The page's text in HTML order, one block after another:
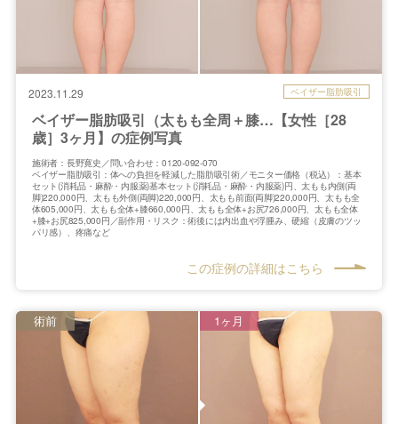
2023.11.29 ベイザー脂肪吸引
ベイザー脂肪吸引（太もも全周＋膝…【女性［28
歳］3ヶ月】の症例写真
施術者：長野寛史／問い合わせ：0120-092-070
ベイザー脂肪吸引：体への負担を軽減した脂肪吸引術／モニター価格（税込）：基本
セット(消耗品・麻酔・内服薬)基本セット(消耗品・麻酔・内服薬)円、太もも内側(両
脚)220,000円、太もも外側(両脚)220,000円、太もも前面(両脚)220,000円、太もも全
体605,000円、太もも全体+膝660,000円、太もも全体+お尻726,000円、太もも全体
+膝+お尻825,000円／副作用・リスク：術後には内出血や浮腫み、硬縮（皮膚のツッ
パリ感）、疼痛など
この症例の詳細はこちら
術前 1ヶ月